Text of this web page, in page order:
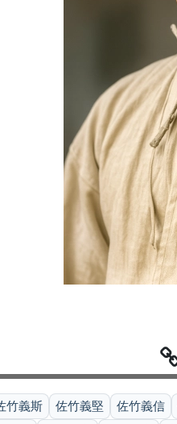
竹義斯 佐竹義堅 佐竹義信